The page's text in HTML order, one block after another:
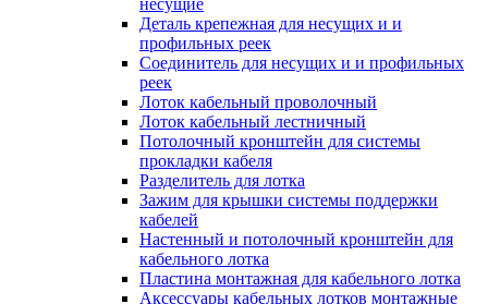
несущие
Деталь крепежная для несущих и и
профильных реек
Соединитель для несущих и и профильных
реек
Лоток кабельный проволочный
Лоток кабельный лестничный
Потолочный кронштейн для системы
прокладки кабеля
Разделитель для лотка
Зажим для крышки системы поддержки
кабелей
Настенный и потолочный кронштейн для
кабельного лотка
Пластина монтажная для кабельного лотка
Аксессуары кабельных лотков монтажные